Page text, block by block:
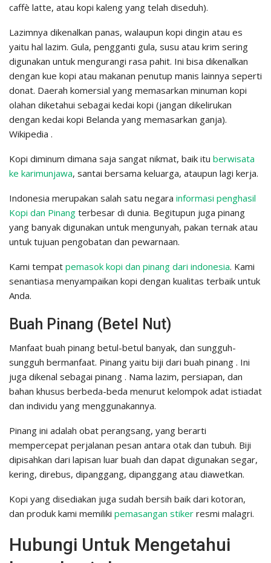
caffè latte, atau kopi kaleng yang telah diseduh).
Lazimnya dikenalkan panas, walaupun kopi dingin atau es
yaitu hal lazim. Gula, pengganti gula, susu atau krim sering
digunakan untuk mengurangi rasa pahit. Ini bisa dikenalkan
dengan kue kopi atau makanan penutup manis lainnya seperti
donat. Daerah komersial yang memasarkan minuman kopi
olahan diketahui sebagai kedai kopi (jangan dikelirukan
dengan kedai kopi Belanda yang memasarkan ganja).
Wikipedia .
Kopi diminum dimana saja sangat nikmat, baik itu berwisata
ke karimunjawa, santai bersama keluarga, ataupun lagi kerja.
Indonesia merupakan salah satu negara informasi penghasil
Kopi dan Pinang terbesar di dunia. Begitupun juga pinang
yang banyak digunakan untuk mengunyah, pakan ternak atau
untuk tujuan pengobatan dan pewarnaan.
Kami tempat pemasok kopi dan pinang dari indonesia. Kami
senantiasa menyampaikan kopi dengan kualitas terbaik untuk
Anda.
Buah Pinang (Betel Nut)
Manfaat buah pinang betul-betul banyak, dan sungguh-
sungguh bermanfaat. Pinang yaitu biji dari buah pinang . Ini
juga dikenal sebagai pinang . Nama lazim, persiapan, dan
bahan khusus berbeda-beda menurut kelompok adat istiadat
dan individu yang menggunakannya.
Pinang ini adalah obat perangsang, yang berarti
mempercepat perjalanan pesan antara otak dan tubuh. Biji
dipisahkan dari lapisan luar buah dan dapat digunakan segar,
kering, direbus, dipanggang, dipanggang atau diawetkan.
Kopi yang disediakan juga sudah bersih baik dari kotoran,
dan produk kami memiliki pemasangan stiker resmi malagri.
Hubungi Untuk Mengetahui